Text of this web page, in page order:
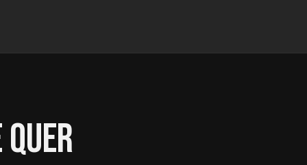
quer